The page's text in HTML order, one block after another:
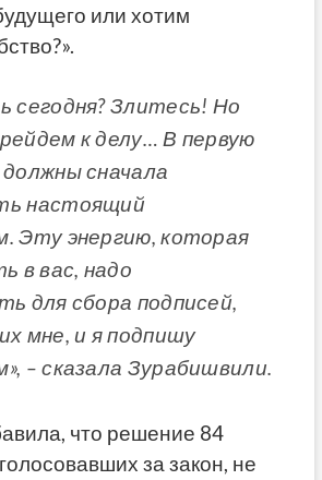
или хотим
сегодня? Злитесь! Но
к делу… В первую
сначала
настоящий
Эту энергию, которая
в вас, надо
для сбора подписей,
мне, и я подпишу
– сказала Зурабишвили.
что решение 84
за закон, не